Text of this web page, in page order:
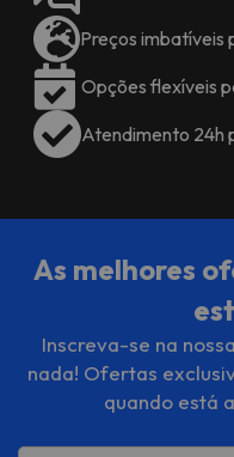
Preços imbatíveis
Opções flexíveis
Atendimento 24h
As melhores
Inscreva-se na
nada! Ofertas
quando está